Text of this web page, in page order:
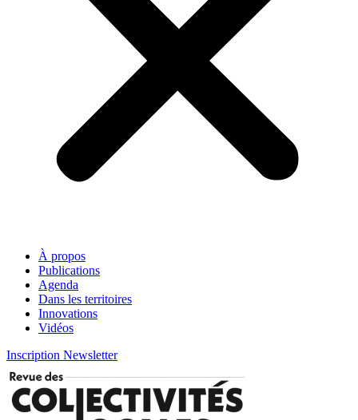
À propos
Publications
Agenda
Dans les territoires
Innovations
Vidéos
Inscription Newsletter